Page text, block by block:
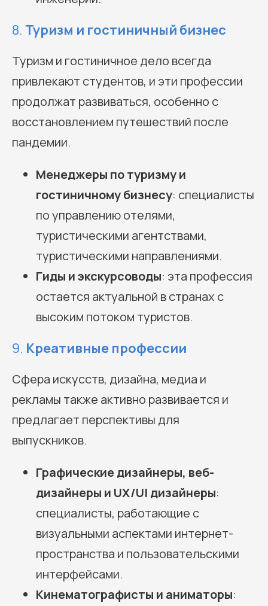
8. Туризм и гостиничный бизнес
Туризм и гостиничное дело всегда
привлекают студентов, и эти профессии
продолжат развиваться, особенно с
восстановлением путешествий после
пандемии.
Менеджеры по туризму и
гостиничному бизнесу: специалисты
по управлению отелями,
туристическими агентствами,
туристическими направлениями.
Гиды и экскурсоводы: эта профессия
остается актуальной в странах с
высоким потоком туристов.
9. Креативные профессии
Сфера искусств, дизайна, медиа и
рекламы также активно развивается и
предлагает перспективы для
выпускников.
Графические дизайнеры, веб-
дизайнеры и UX/UI дизайнеры:
специалисты, работающие с
визуальными аспектами интернет-
пространства и пользовательскими
интерфейсами.
Кинематографисты и аниматоры: